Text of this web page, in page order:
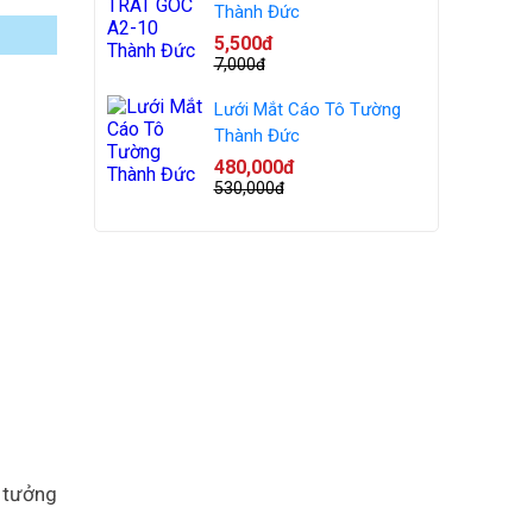
tưởng
Thành Đức
5,500đ
7,000đ
Lưới Mắt Cáo Tô Tường
Thành Đức
480,000đ
530,000đ